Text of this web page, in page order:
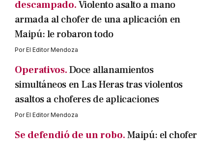
descampado.Violento asalto a mano
armada al chofer de una aplicación en
Maipú: le robaron todo
PorEl Editor Mendoza
Operativos.Doce allanamientos
simultáneos en Las Heras tras violentos
asaltos a choferes de aplicaciones
PorEl Editor Mendoza
Se defendió de un robo.Maipú: el chofer